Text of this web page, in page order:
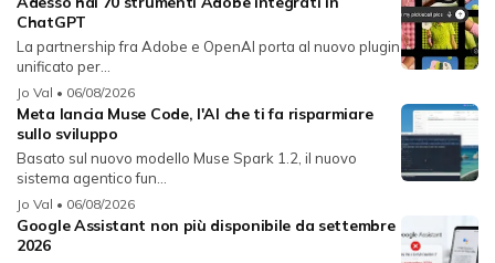
ChatGPT
La partnership fra Adobe e OpenAI porta al nuovo plugin
unificato per...
Jo Val • 06/08/2026
Meta lancia Muse Code, l'AI che ti fa risparmiare
sullo sviluppo
Basato sul nuovo modello Muse Spark 1.2, il nuovo
sistema agentico fun...
Jo Val • 06/08/2026
Google Assistant non più disponibile da settembre
2026